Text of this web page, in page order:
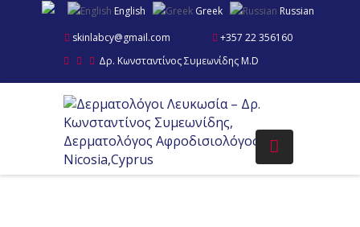
English Greek
Russian
skinlabcy@gmail.com
+357 22 356160
Δρ. Κωνσταντίνος Συμεωνίδης M.D